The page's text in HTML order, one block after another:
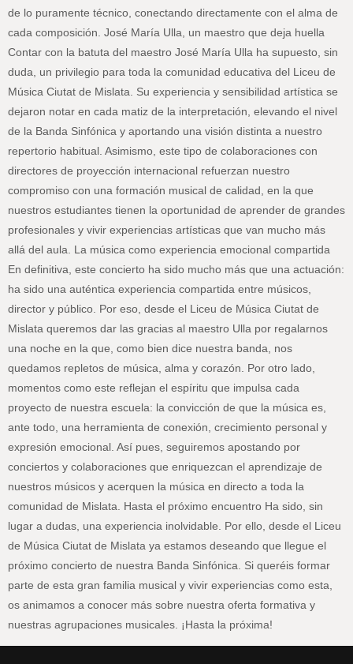
de lo puramente técnico, conectando directamente con el alma de
cada composición. José María Ulla, un maestro que deja huella
Contar con la batuta del maestro José María Ulla ha supuesto, sin
duda, un privilegio para toda la comunidad educativa del Liceu de
Música Ciutat de Mislata. Su experiencia y sensibilidad artística se
dejaron notar en cada matiz de la interpretación, elevando el nivel
de la Banda Sinfónica y aportando una visión distinta a nuestro
repertorio habitual. Asimismo, este tipo de colaboraciones con
directores de proyección internacional refuerzan nuestro
compromiso con una formación musical de calidad, en la que
nuestros estudiantes tienen la oportunidad de aprender de grandes
profesionales y vivir experiencias artísticas que van mucho más
allá del aula. La música como experiencia emocional compartida
En definitiva, este concierto ha sido mucho más que una actuación:
ha sido una auténtica experiencia compartida entre músicos,
director y público. Por eso, desde el Liceu de Música Ciutat de
Mislata queremos dar las gracias al maestro Ulla por regalarnos
una noche en la que, como bien dice nuestra banda, nos
quedamos repletos de música, alma y corazón. Por otro lado,
momentos como este reflejan el espíritu que impulsa cada
proyecto de nuestra escuela: la convicción de que la música es,
ante todo, una herramienta de conexión, crecimiento personal y
expresión emocional. Así pues, seguiremos apostando por
conciertos y colaboraciones que enriquezcan el aprendizaje de
nuestros músicos y acerquen la música en directo a toda la
comunidad de Mislata. Hasta el próximo encuentro Ha sido, sin
lugar a dudas, una experiencia inolvidable. Por ello, desde el Liceu
de Música Ciutat de Mislata ya estamos deseando que llegue el
próximo concierto de nuestra Banda Sinfónica. Si queréis formar
parte de esta gran familia musical y vivir experiencias como esta,
os animamos a conocer más sobre nuestra oferta formativa y
nuestras agrupaciones musicales. ¡Hasta la próxima!